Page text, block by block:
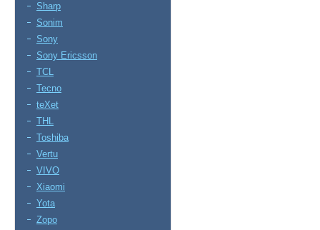
Sharp
Sonim
Sony
Sony Ericsson
TCL
Tecno
teXet
THL
Toshiba
Vertu
VIVO
Xiaomi
Yota
Zopo